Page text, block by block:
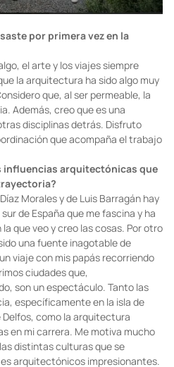
por primera vez en la
el arte y los viajes siempre
la arquitectura ha sido algo muy
que, al ser permeable, la
Además, creo que es una
disciplinas detrás. Disfruto
que acompaña el trabajo
influencias arquitectónicas que
Morales y de Luis Barragán hay
de España que me fascina y ha
que veo y creo las cosas. Por otro
una fuente inagotable de
viaje con mis papás recorriendo
ciudades que,
son un espectáculo. Tanto las